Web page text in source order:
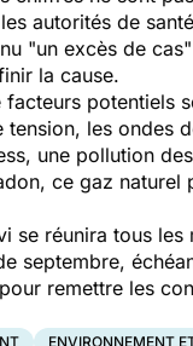
autorités de
"un excès de
la cause.
facteurs potentiels
tension, les ondes
une pollution
ce gaz naturel
se réunira tous les
septembre,
remettre les
ENVIRONNEMENT